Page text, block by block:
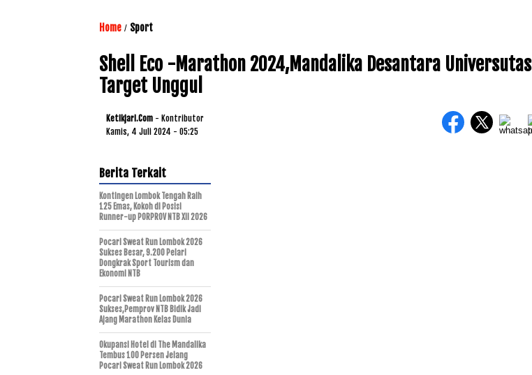
Home / Sport
Shell Eco -Marathon 2024,Mandalika Desantara
Target Unggul
Ketikjari.com - Kontributor
Kamis, 4 Juli 2024 - 05:25
Berita Terkait
Kontingen Lombok Tengah Raih
125 Emas, Kokoh di Posisi
Runner-up PORPROV NTB XII 2026
Pocari Sweat Run Lombok 2026
Sukses Besar, 9.200 Pelari
Dongkrak Sport Tourism dan
Ekonomi NTB
Pocari Sweat Run Lombok 2026
Sukses,Pemprov NTB Bidik Jadi
Ajang Marathon Kelas Dunia
Okupansi Hotel di The Mandalika
Tembus 100 Persen Jelang
Pocari Sweat Run Lombok 2026